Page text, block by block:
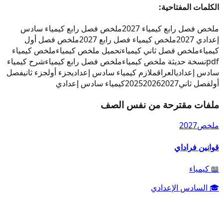
الكلمات المفتاحية:
ملخص فصل رابع كيمياء 2027
ملخص فصل رابع كيمياء سادس
إعدادي 2027
ملخص كيمياء فصل رابع 2027
ملخص فصل أول
كيمياءملخص فصل ثاني كيمياءتحميل ملخص كيمياءملخص كيمياء
pdfنسخة حديثة ملخص كيمياءملخص فصل رابع كيمياءشرح كيمياء
سادس إعداديالعراقملازم كيمياء سادس إعداديجزء أولجزء ثانيفصل
أولفصل ثاني 202520262027 كيمياء سادس إعدادي
ملفات مقترحة من نفس الصف
ملخص2027
قوانين فراداي
📖 كيمياء
🎓 السادس الإعدادي